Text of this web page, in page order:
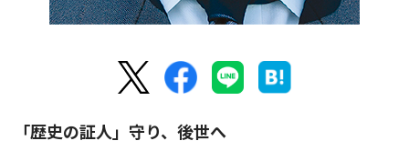
「歴史の証人」守り、後世へ